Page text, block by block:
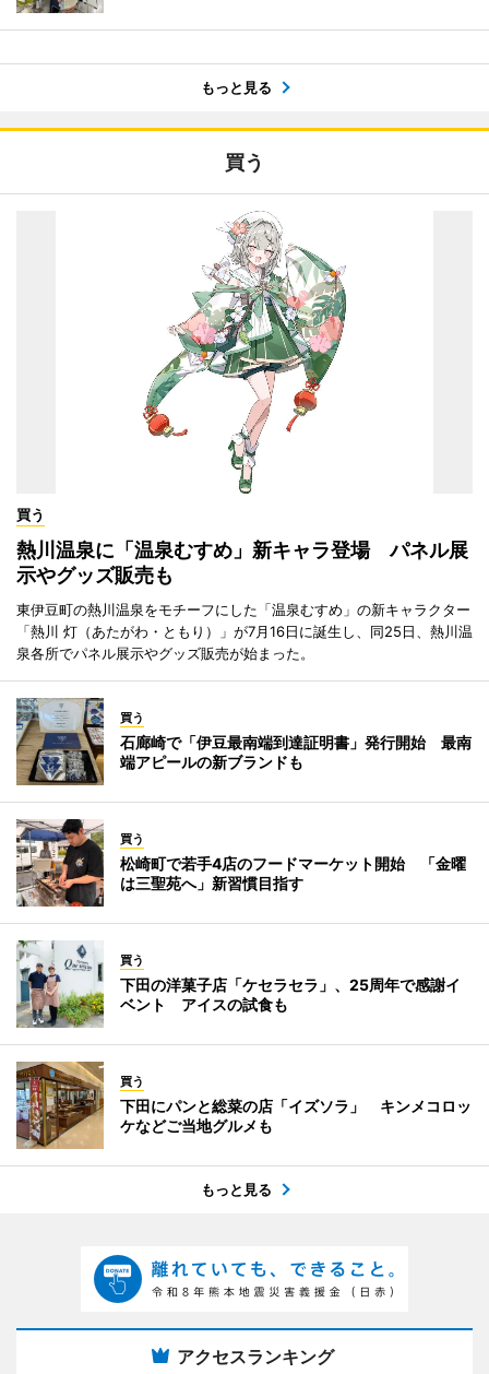
もっと見る
買う
買う
熱川温泉に「温泉むすめ」新キャラ登場 パネル展
示やグッズ販売も
東伊豆町の熱川温泉をモチーフにした「温泉むすめ」の新キャラクター
「熱川 灯（あたがわ・ともり）」が7月16日に誕生し、同25日、熱川温
泉各所でパネル展示やグッズ販売が始まった。
買う
石廊崎で「伊豆最南端到達証明書」発行開始 最南
端アピールの新ブランドも
買う
松崎町で若手4店のフードマーケット開始 「金曜
は三聖苑へ」新習慣目指す
買う
下田の洋菓子店「ケセラセラ」、25周年で感謝イ
ベント アイスの試食も
買う
下田にパンと総菜の店「イズソラ」 キンメコロッ
ケなどご当地グルメも
もっと見る
アクセスランキング